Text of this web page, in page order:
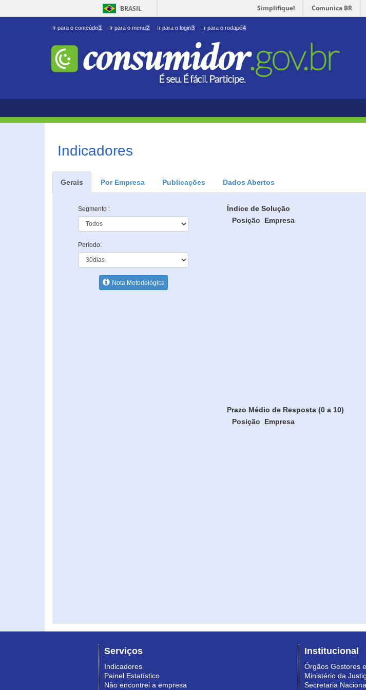
BRASIL Simplifique! Comunica BR
Ir para o conteúdo1 Ir para o menu2 Ir para o login3 Ir para o rodapé4
Indicadores
Gerais Por Empresa Publicações Dados Abertos
Segmento :
Período:
Nota Metodológica
Índice de Solução
Posição
Empresa
Prazo Médio de Resposta (0 a 10)
Posição
Empresa
Serviços
Indicadores
Painel Estatístico
Não encontrei a empresa
Institucional
Órgãos Gestores
Ministério da
Secretaria